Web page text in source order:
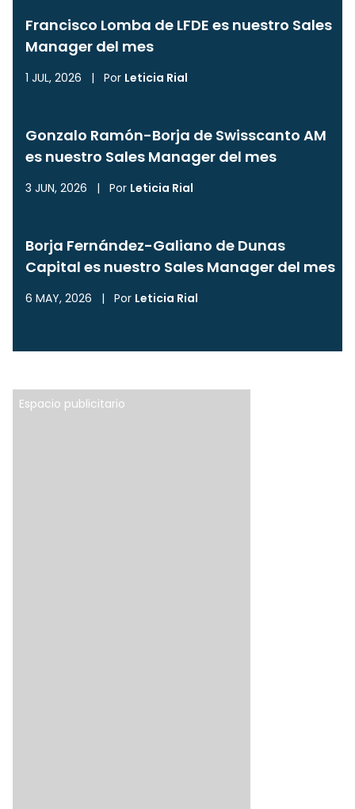
Francisco Lomba de LFDE es nuestro Sales
Manager del mes
1 JUL, 2026 | Por Leticia Rial
Gonzalo Ramón-Borja de Swisscanto AM
es nuestro Sales Manager del mes
3 JUN, 2026 | Por Leticia Rial
Borja Fernández-Galiano de Dunas
Capital es nuestro Sales Manager del mes
6 MAY, 2026 | Por Leticia Rial
Espacio publicitario